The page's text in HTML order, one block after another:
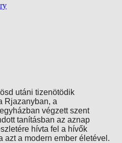
utáni tizenötödik
Rjazanyban, a
végzett szent
tanításban az aznap
hívta fel a hívők
azt a modern ember életével.